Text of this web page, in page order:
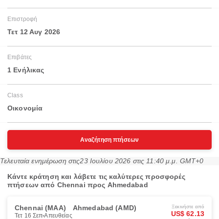
Επιστροφή
Τετ 12 Αυγ 2026
Επιβάτες
1 Ενήλικας
Class
Οικονομία
Αναζήτηση πτήσεων
Τελευταία ενημέρωση στις23 Ιουλίου 2026 στις 11:40 μ.μ. GMT+0
Κάντε κράτηση και λάβετε τις καλύτερες προσφορές
πτήσεων από Chennai προς Ahmedabad
Chennai (MAA) Ahmedabad (AMD)
Τετ 16 Σεπ Απευθείας
Ξεκινήστε από
US$ 62.13